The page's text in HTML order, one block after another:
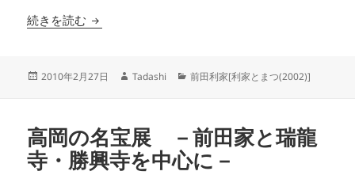
続きを読む 前田氏戦記集 石川県図書館協会郷土叢書
投
2010年2月27日
作
Tadashi
カ
ー
前田利家[利家とまつ(2002)]
高岡の名宝展 －前田家と瑞龍
寺・勝興寺を中心に－